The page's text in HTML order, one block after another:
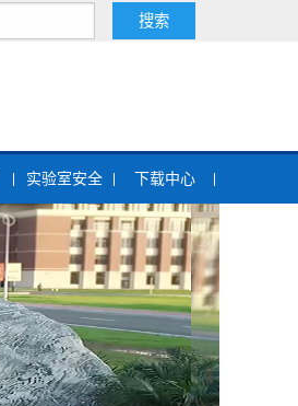
实验室安全 下载中心